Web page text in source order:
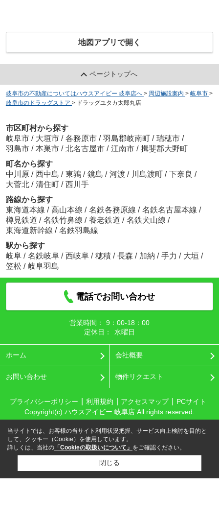
地図アプリで開く
ページトップへ
岐阜市の不動産についてはハウスアイビー 岐阜店へ > 周辺施設案内 > 岐阜市 >
岐阜市のドラッグストア > ドラッグユタカ太郎丸店
市区町村から探す
岐阜市 / 大垣市 / 各務原市 / 羽島郡岐南町 / 瑞穂市 /
羽島市 / 本巣市 / 北名古屋市 / 江南市 / 揖斐郡大野町
町名から探す
中川原 / 西中島 / 東鶉 / 鏡島 / 河渡 / 川島渡町 / 下奈良 /
大菅北 / 清住町 / 西川手
路線から探す
東海道本線 / 高山本線 / 名鉄各務原線 / 名鉄名古屋本線 /
樽見鉄道 / 名鉄竹鼻線 / 養老鉄道 / 名鉄犬山線 /
東海道新幹線 / 名鉄羽島線
駅から探す
岐阜 / 名鉄岐阜 / 西岐阜 / 穂積 / 長森 / 加納 / 手力 / 大垣 /
笠松 / 岐阜羽島
電話でお問い合わせ
営業時間：
9：00‐18：00
定休日：
水曜日
ホーム 会社概要
お問い合わせ 物件リクエスト
プライバシーポリシー 利用規約 アクセスマップ
PCサイト
Copyright(c) ハウスアイビー 岐阜店 All rights reserved.
当サイトでは、お客様の当サイト利用状況把握、サービス向上検討を目的と
して、クッキー（Cookie）を使用しています。
詳しくは、当社の 「Cookieの取扱いについて」 をご確認ください。
閉じる